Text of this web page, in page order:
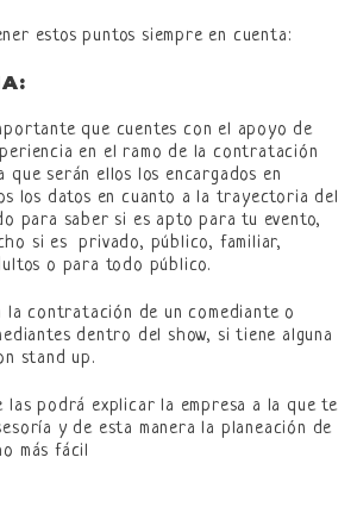
estos puntos siempre en cuenta:
que cuentes con el apoyo de
en el ramo de la contratación
que serán ellos los encargados en
los datos en cuanto a la trayectoria del
para saber si es apto para tu evento,
si es privado, público, familiar,
o para todo público.
la contratación de un comediante o
dentro del show, si tiene alguna
stand up.
las podrá explicar la empresa a la que te
y de esta manera la planeación de
más fácil